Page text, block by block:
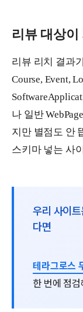
리뷰 대상이
리뷰 리치 결과
Course, Event,
나 일반
지만 별점도 안
스키마 넣는 사
우리 사이
다면
테라그로스
한 번에 점